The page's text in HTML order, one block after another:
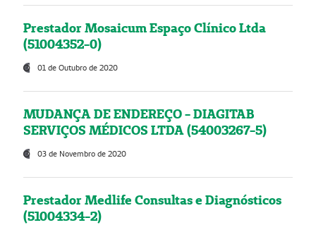
Prestador Mosaicum Espaço Clínico Ltda
(51004352-0)
01 de Outubro de 2020
MUDANÇA DE ENDEREÇO - DIAGITAB
SERVIÇOS MÉDICOS LTDA (54003267-5)
03 de Novembro de 2020
Prestador Medlife Consultas e Diagnósticos
(51004334-2)